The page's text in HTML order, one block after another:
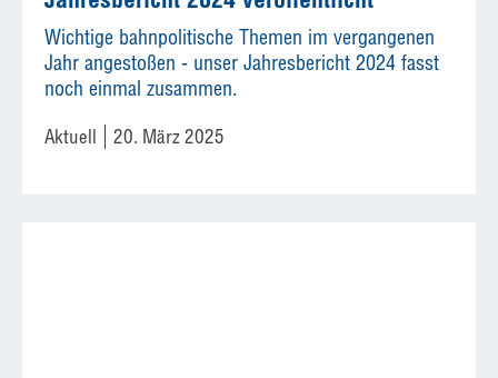
Wichtige bahnpolitische Themen im vergangenen
Jahr angestoßen - unser Jahresbericht 2024 fasst
noch einmal zusammen.
Aktuell 20. März 2025